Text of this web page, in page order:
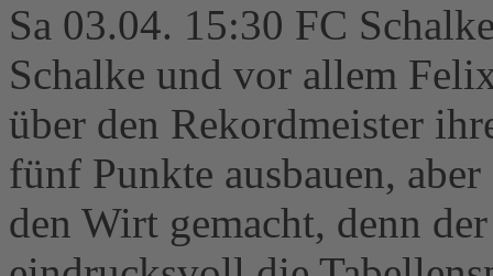
Sa 03.04. 15:30 FC
Schalke und vor allem
über den Rekordmeister
fünf Punkte ausbauen,
den Wirt gemacht, denn